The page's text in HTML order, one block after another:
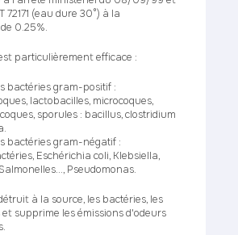
72171 (eau dure 30°) à la
0.25%.
particulièrement efficace :
bactéries gram-positif :
lactobacilles, microcoques,
sporules : bacillus, clostridium
bactéries gram-négatif :
Eschérichia coli, Klebsiella,
Pseudomonas.
à la source, les bactéries, les
supprime les émissions d'odeurs